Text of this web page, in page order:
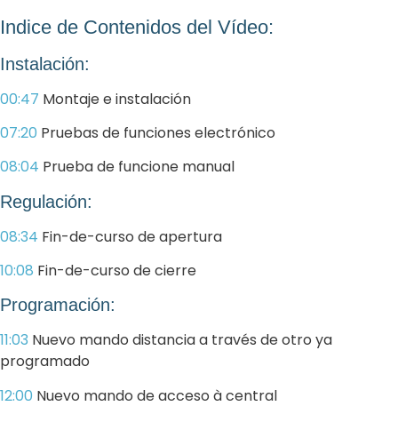
Indice de Contenidos del Vídeo:
Instalación:
00:47 Montaje e instalación
07:20 Pruebas de funciones electrónico
08:04 Prueba de funcione manual
Regulación:
08:34 Fin-de-curso de apertura
10:08 Fin-de-curso de cierre
Programación:
11:03 Nuevo mando distancia a través de otro ya
programado
12:00 Nuevo mando de acceso à central